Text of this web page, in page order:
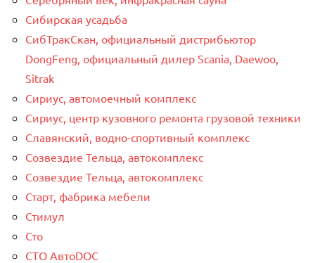
Сибирская усадьба
СибТракСкан, официальный дистрибьютор
DongFeng, официальный дилер Scania, Daewoo,
Sitrak
Сириус, автомоечный комплекс
Сириус, центр кузовного ремонта грузовой техники
Славянский, водно-спортивный комплекс
Созвездие Тельца, автокомплекс
Созвездие Тельца, автокомплекс
Старт, фабрика мебели
Стимул
Сто
СТО АвтоDOC